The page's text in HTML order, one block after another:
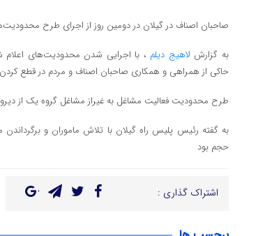
صاحبان اصناف در گیلان در دومین روز از اجرای طرح
به گزارش لاهیج دیلم ، با اجرایی شدن محدودیت‌های اعلام
حاکی از همراهی و همکاری صاحبان اصناف و مردم در قطع کردن
طرح محدودیت فعالیت مشاغل به غیراز مشاغل گروه یک از
به گفته رئیس پلیس راه گیلان با تلاش ماموران و
حجم بود
اشتراک گذاری :